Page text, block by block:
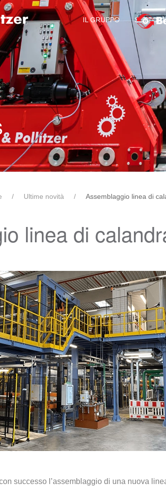
IL GRUPPO SETTORI
Ultime novità Assemblaggio linea di
linea di
successo l’assemblaggio di una nuova